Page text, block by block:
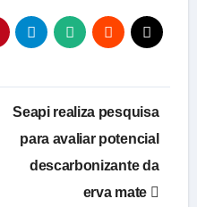
Seapi realiza pesquisa
para avaliar potencial
descarbonizante da
erva mate